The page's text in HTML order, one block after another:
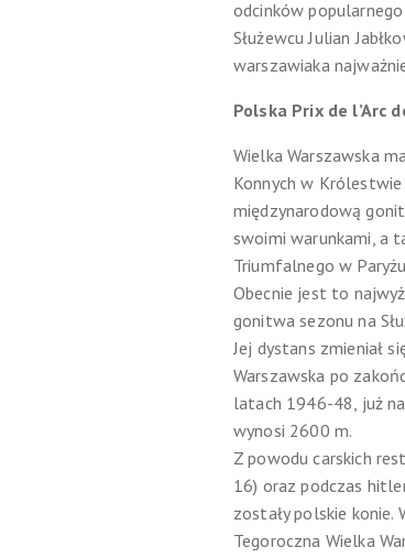
odcinków
Służewcu Julian
warszawiaka
Polska Prix de l’Arc
Wielka Warszawska
Konnych w
międzynarodową
swoimi warunkami, a
Triumfalnego w
Obecnie jest to
gonitwa sezonu na
Jej dystans zmieniał
Warszawska po
latach 1946-48, już
wynosi 2600 m.
Z powodu carskich
16) oraz podczas
zostały polskie
Tegoroczna Wielka